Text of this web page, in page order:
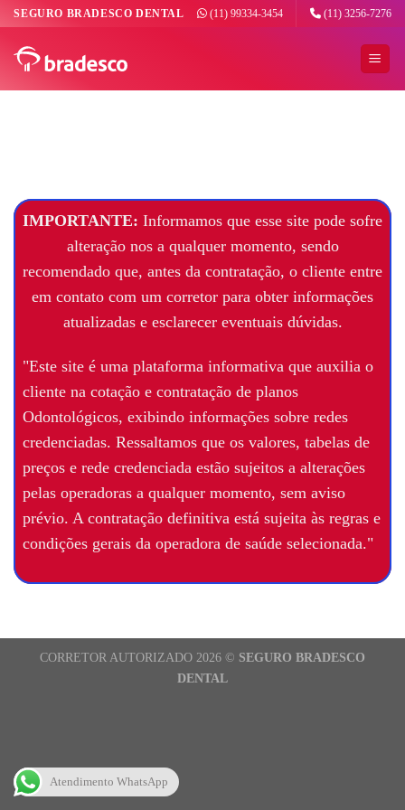
Skip
content
SEGURO BRADESCO DENTAL (11) 99334-3454 (11) 3256-7276
IMPORTANTE: Informamos que esse site pode sofre
alteração nos a qualquer momento, sendo
recomendado que, antes da contratação, o cliente entre
em contato com um corretor para obter informações
atualizadas e esclarecer eventuais dúvidas.
"Este site é uma plataforma informativa que auxilia o
cliente na cotação e contratação de planos
Odontológicos, exibindo informações sobre redes
credenciadas. Ressaltamos que os valores, tabelas de
preços e rede credenciada estão sujeitos a alterações
pelas operadoras a qualquer momento, sem aviso
prévio. A contratação definitiva está sujeita às regras e
condições gerais da operadora de saúde selecionada."
CORRETOR AUTORIZADO 2026 © SEGURO BRADESCO
DENTAL
Atendimento WhatsApp